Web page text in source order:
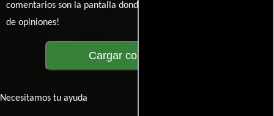
comentarios son la pantalla donde se proyecta nuestra diversidad
de opiniones!
Cargar comentarios
Necesitamos tu ayuda